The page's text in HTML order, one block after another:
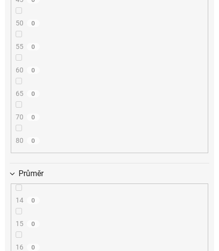
50 0
55 0
60 0
65 0
70 0
80 0
Průměr
14 0
15 0
16 0